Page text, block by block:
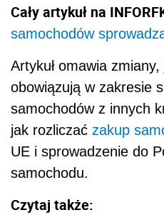
Cały artykuł na
samochodów
Artykuł omawia
obowiązują w zakresie
samochodów z innych
jak rozliczać zakup
UE i sprowadzenie do
samochodu.
Czytaj także: